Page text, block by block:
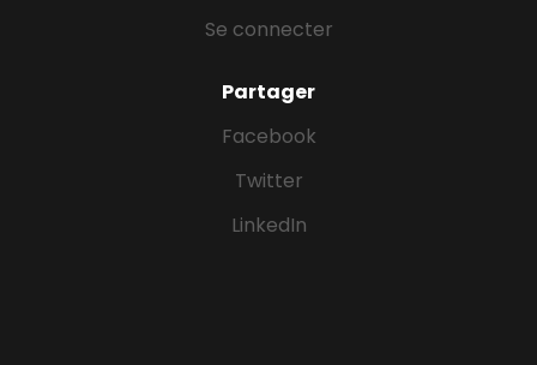
Se connecter
Partager
Facebook
Twitter
LinkedIn